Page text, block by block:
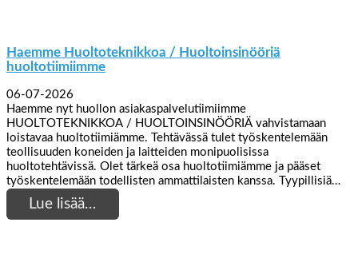
Haemme Huoltoteknikkoa / Huoltoinsinööriä
huoltotiimiimme
06-07-2026
Haemme nyt huollon asiakaspalvelutiimiimme
HUOLTOTEKNIKKOA / HUOLTOINSINÖÖRIÄ vahvistamaan
loistavaa huoltotiimiämme. Tehtävässä tulet työskentelemään
teollisuuden koneiden ja laitteiden monipuolisissa
huoltotehtävissä. Olet tärkeä osa huoltotiimiämme ja pääset
työskentelemään todellisten ammattilaisten kanssa. Tyypillisiä…
Lue lisää…